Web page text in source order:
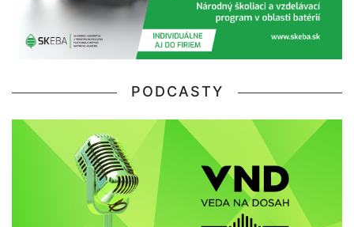
PODCASTY